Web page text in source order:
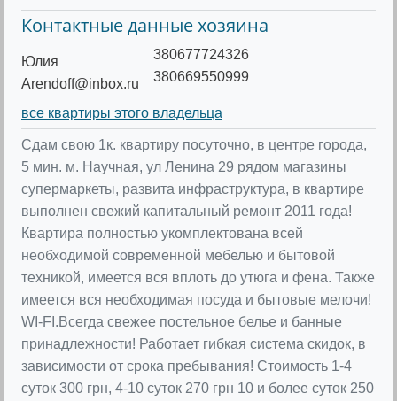
Контактные данные хозяина
Юлия
Arendoff@inbox.ru
380677724326
380669550999
все квартиры этого владельца
Сдам свою 1к. квартиру посуточно, в центре города,
5 мин. м. Научная, ул Ленина 29 рядом магазины
супермаркеты, развита инфраструктура, в квартире
выполнен свежий капитальный ремонт 2011 года!
Квартира полностью укомплектована всей
необходимой современной мебелью и бытовой
техникой, имеется вся вплоть до утюга и фена. Также
имеется вся необходимая посуда и бытовые мелочи!
WI-FI.Всегда свежее постельное белье и банные
принадлежности! Работает гибкая система скидок, в
зависимости от срока пребывания! Стоимость 1-4
суток 300 грн, 4-10 суток 270 грн 10 и более суток 250